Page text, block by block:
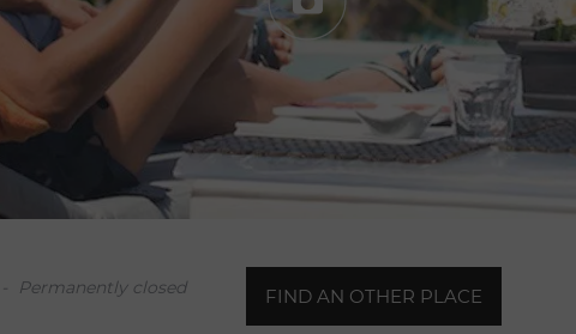
Permanently closed FIND AN OTHER PLACE
Votre demande de
pour Yosushimania